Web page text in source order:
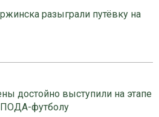
разыграли путёвку на
достойно выступили на этапе
ПОДА-футболу